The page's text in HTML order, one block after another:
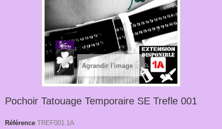
Agrandir l'image
Pochoir Tatouage Temporaire SE Trefle 001
Référence TREF001.1A